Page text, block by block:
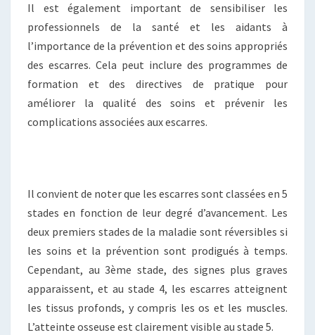
Il est également important de sensibiliser les
professionnels de la santé et les aidants à
l’importance de la prévention et des soins appropriés
des escarres. Cela peut inclure des programmes de
formation et des directives de pratique pour
améliorer la qualité des soins et prévenir les
complications associées aux escarres.
Il convient de noter que les escarres sont classées en 5
stades en fonction de leur degré d’avancement. Les
deux premiers stades de la maladie sont réversibles si
les soins et la prévention sont prodigués à temps.
Cependant, au 3ème stade, des signes plus graves
apparaissent, et au stade 4, les escarres atteignent
les tissus profonds, y compris les os et les muscles.
L’atteinte osseuse est clairement visible au stade 5.